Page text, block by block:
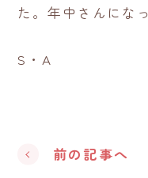
た。年中さんにな
S・A
前の記事へ